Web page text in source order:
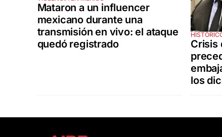
Mataron a un influencer
mexicano durante una
transmisión en vivo: el ataque
quedó registrado
Crisis
los